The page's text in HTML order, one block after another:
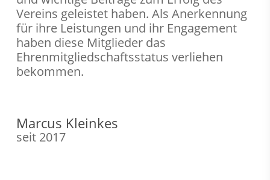
Vereins geleistet haben. Als Anerkennung
für ihre Leistungen und ihr Engagement
haben diese Mitglieder das
Ehrenmitgliedschaftsstatus verliehen
bekommen.
Marcus Kleinkes
seit 2017